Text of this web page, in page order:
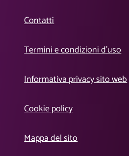
Contatti
Termini e condizioni d’uso
Informativa privacy sito web
Cookie policy
Mappa del sito